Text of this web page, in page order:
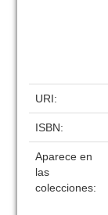
URI:
ISBN:
Aparece en
las
colecciones: